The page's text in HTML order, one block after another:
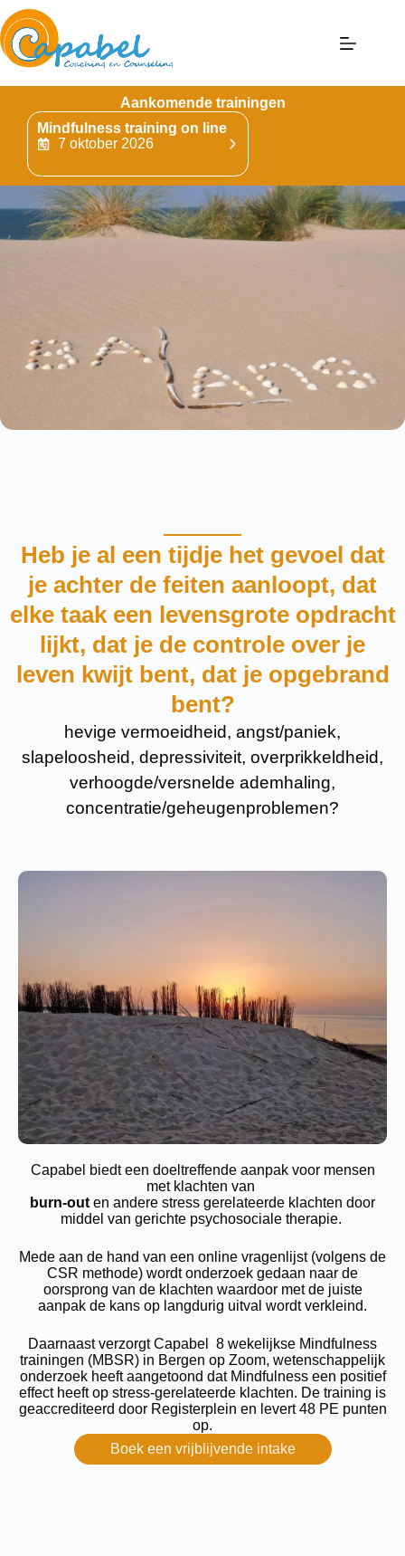
Aankomende trainingen
Mindfulness training on line
7 oktober 2026
Heb je al een tijdje het gevoel dat
je achter de feiten aanloopt, dat
elke taak een levensgrote opdracht
lijkt, dat je de controle over je
leven kwijt bent, dat je opgebrand
bent?
hevige vermoeidheid, angst/paniek,
slapeloosheid, depressiviteit, overprikkeldheid,
verhoogde/versnelde ademhaling,
concentratie/geheugenproblemen?
Capabel biedt een doeltreffende aanpak voor mensen
met klachten van
burn-out en andere stress gerelateerde klachten door
middel van gerichte psychosociale therapie.
Mede aan de hand van een online vragenlijst (volgens de
CSR methode) wordt onderzoek gedaan naar de
oorsprong van de klachten waardoor met de juiste
aanpak de kans op langdurig uitval wordt verkleind.
Daarnaast verzorgt Capabel 8 wekelijkse Mindfulness
trainingen (MBSR) in Bergen op Zoom, wetenschappelijk
onderzoek heeft aangetoond dat Mindfulness een positief
effect heeft op stress-gerelateerde klachten. De training is
geaccrediteerd door Registerplein en levert 48 PE punten
op.
Boek een vrijblijvende intake